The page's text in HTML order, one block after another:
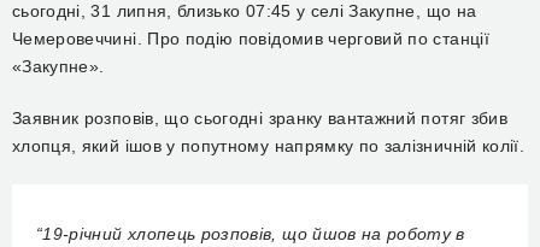
сьогодні, 31 липня, близько 07:45 у селі Закупне, що на
Чемеровеччині. Про подію повідомив черговий по станції
«Закупне».
Заявник розповів, що сьогодні зранку вантажний потяг збив
хлопця, який ішов у попутному напрямку по залізничній колії.
“19-річний хлопець розповів, що йшов на роботу в